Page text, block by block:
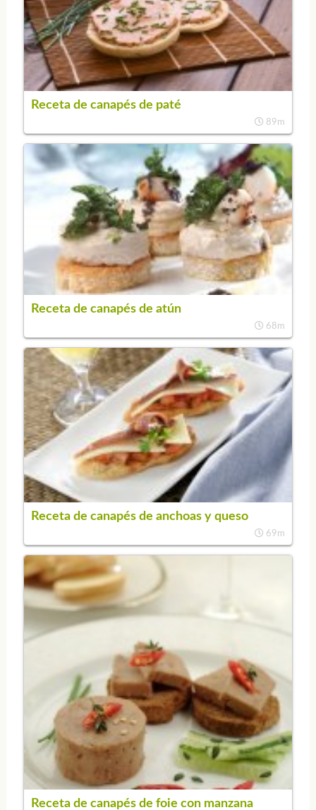
Receta de canapés de paté
89m
Receta de canapés de atún
68m
Receta de canapés de anchoas y queso
69m
Receta de canapés de foie con manzana